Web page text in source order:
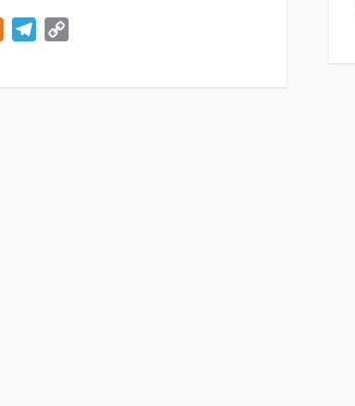
Odnoklassniki
Telegram